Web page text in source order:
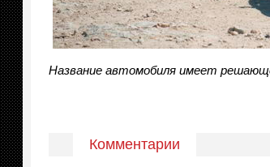
Название автомобиля имеет
Комментарии